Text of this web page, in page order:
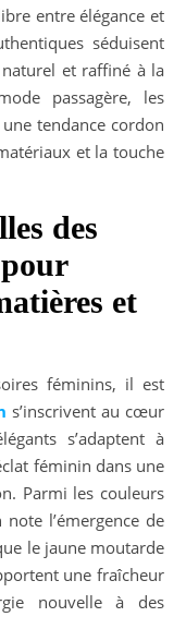
entre élégance et
séduisent
et raffiné à la
passagère, les
tendance cordon
et la touche
des
et
féminins, il est
s’inscrivent au cœur
s’adaptent à
féminin dans une
Parmi les couleurs
l’émergence de
le jaune moutarde
une fraîcheur
nouvelle à des